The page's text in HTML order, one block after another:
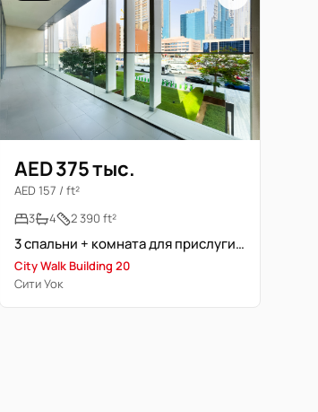
AED 375 тыс.
AED 157 / ft²
3
4 2 390 ft²
3 спальни + комната для прислуги | City Walk | Семейное проживание
City Walk Building 20
Сити Уок